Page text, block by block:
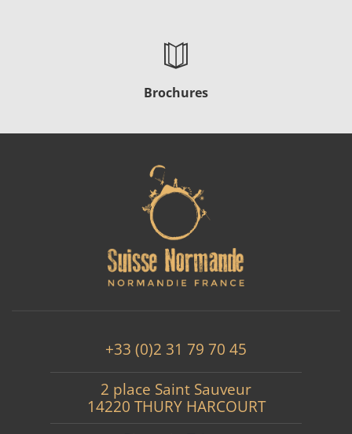
Brochures
+33 (0)2 31 79 70 45
2 place Saint Sauveur
14220 THURY HARCOURT